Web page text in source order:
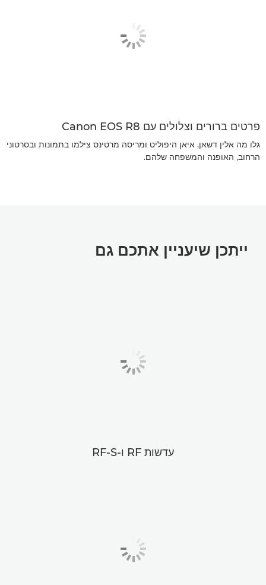
פרטים ברורים וצלולים עם Canon EOS R8
גלו מה אלין דשאן, איאן היפוליט ומריסה מרטינס צילמו בתמונות ובסרטוני
הרחוב, האופנה והמשפחה שלהם.
ייתכן שיעניין אתכם גם
עדשות RF ו-RF-S